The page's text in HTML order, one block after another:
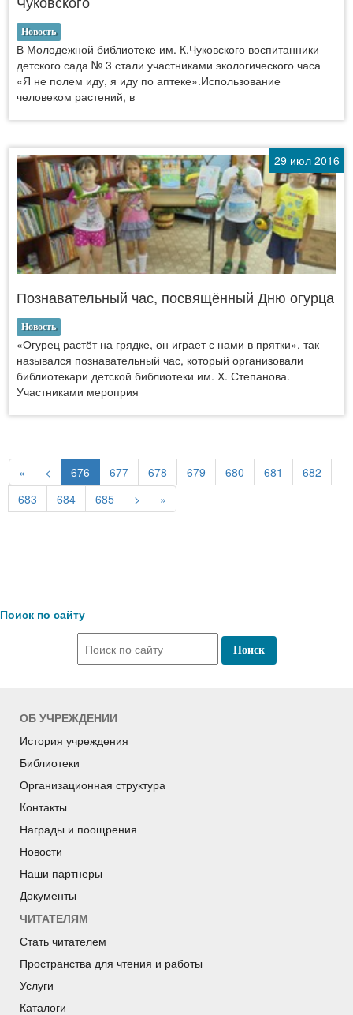
Новость
В Молодежной библиотеке им. К.Чуковского воспитанники
детского сада № 3 стали участниками экологического часа
«Я не полем иду, я иду по аптеке».Использование
человеком растений, в
29 июл 2016
Познавательный час, посвящённый Дню огурца
Новость
«Огурец растёт на грядке, он играет с нами в прятки», так
назывался познавательный час, который организовали
библиотекари детской библиотеки им. Х. Степанова.
Участниками мероприя
« < 676 677 678 679 680 681
682
683
684 685 > »
Поиск по сайту
ОБ УЧРЕЖДЕНИИ
История учреждения
Библиотеки
Организационная структура
Контакты
Награды и поощрения
Новости
Наши партнеры
Документы
ЧИТАТЕЛЯМ
Стать читателем
Пространства для чтения и работы
Услуги
Каталоги